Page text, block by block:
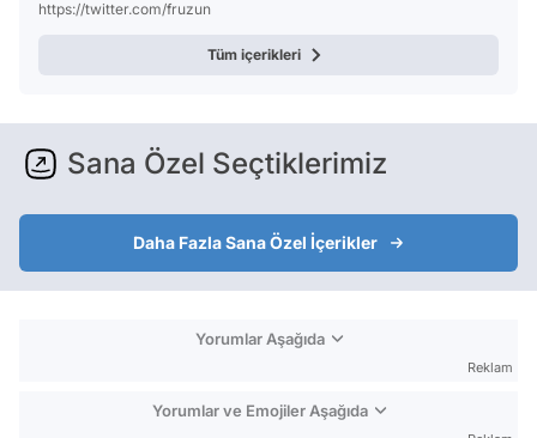
https://twitter.com/fruzun
Tüm içerikleri
Sana Özel Seçtiklerimiz
Daha Fazla Sana Özel İçerikler
Yorumlar Aşağıda
Reklam
Yorumlar ve Emojiler Aşağıda